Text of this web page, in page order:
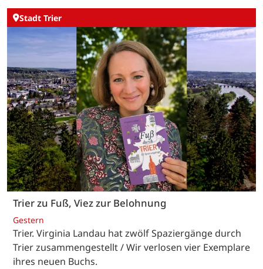
Stadt Trier
Trier zu Fuß, Viez zur Belohnung
Gestern
Trier. Virginia Landau hat zwölf Spaziergänge durch
Trier zusammengestellt / Wir verlosen vier Exemplare
ihres neuen Buchs.